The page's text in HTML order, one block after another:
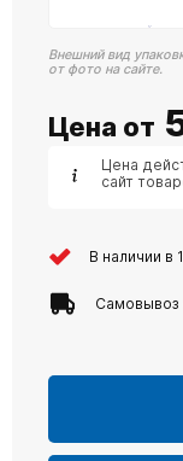
Внешний вид
от фото на сайте.
Цена от
Цена
сайт
В наличии в
Самовывоз